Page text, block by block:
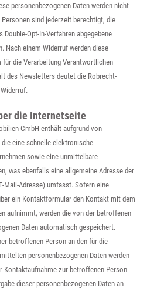
personenbezogenen Daten werden nicht
sind jederzeit berechtigt, die
Opt-In-Verfahren abgegebene
Nach einem Widerruf werden diese
für die Verarbeitung Verantwortlichen
des Newsletters deutet die Robrecht-
die Internetseite
GmbH enthält aufgrund von
eine schnelle elektronische
sowie eine unmittelbare
was ebenfalls eine allgemeine Adresse der
Mail-Adresse) umfasst. Sofern eine
ein Kontaktformular den Kontakt mit dem
aufnimmt, werden die von der betroffenen
Daten automatisch gespeichert.
betroffenen Person an den für die
personenbezogenen Daten werden
Kontaktaufnahme zur betroffenen Person
dieser personenbezogenen Daten an